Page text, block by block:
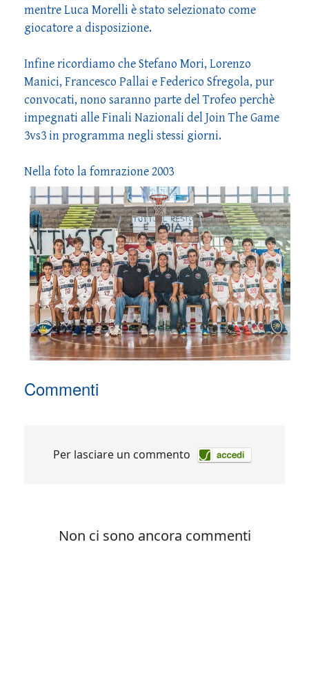
mentre Luca Morelli è stato selezionato come
giocatore a disposizione.
Infine ricordiamo che Stefano Mori, Lorenzo
Manici, Francesco Pallai e Federico Sfregola, pur
convocati, nono saranno parte del Trofeo perchè
impegnati alle Finali Nazionali del Join The Game
3vs3 in programma negli stessi giorni.
Nella foto la fomrazione 2003
Commenti